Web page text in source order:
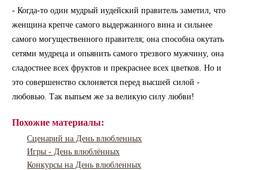
- Когда-то один мудрый иудейский правитель заметил, что
женщина крепче самого выдержанного вина и сильнее
самого могущественного правителя; она способна окутать
сетями мудреца и опьянить самого трезвого мужчину, она
сладостнее всех фруктов и прекраснее всех цветков. Но и
это совершенство склоняется перед высшей силой -
любовью. Так выпьем же за великую силу любви!
Похожие материалы:
Сценарий на День влюбленных
Игры - День влюблённых
Конкурсы на День влюбленных